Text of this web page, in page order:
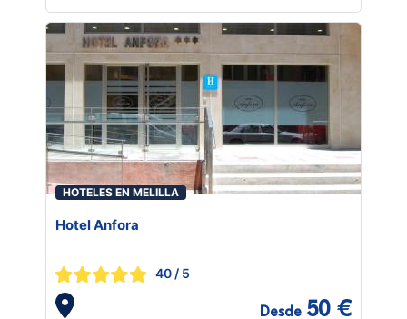
HOTELES EN MELILLA
Hotel Anfora
40 / 5
Desde 50 €